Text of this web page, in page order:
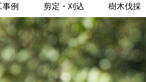
事例 剪定・刈込 樹木伐採